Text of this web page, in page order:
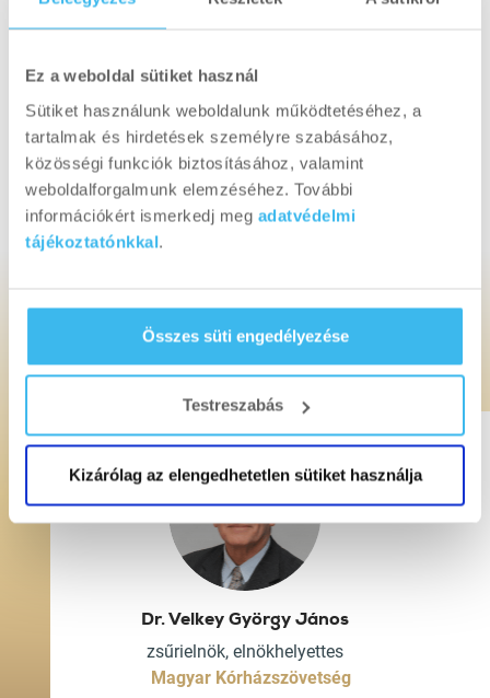
Ez a weboldal sütiket használ
Sütiket használunk weboldalunk működtetéséhez, a
tartalmak és hirdetések személyre szabásához,
közösségi funkciók biztosításához, valamint
weboldalforgalmunk elemzéséhez. További
információkért ismerkedj meg adatvédelmi
tájékoztatónkkal.
Összes süti engedélyezése
Testreszabás
Kizárólag az elengedhetetlen sütiket használja
megvalósításával hatékonyabb, gyorsabb lehet a
célja, hogy lehetővé tegyük ezeknek az ötleteknek a
nélkülözhetetlen forrásokat és olyan
infrastrukturális, edukációs és módszertani
fejlesztéseket indítsunk el, melyek segíthetnek
abban, hogy a betegek és a társadalom számára is
fontos, hasznos innovációk jöjjenek létre.”
A zsűri
Dr. Velkey György János
zsűrielnök, elnökhelyettes
Magyar Kórházszövetség